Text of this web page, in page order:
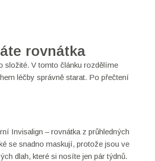
rovnátka
složité. V tomto článku rozdělíme
léčby správně starat. Po přečtení
Invisalign – rovnátka z průhledných
se snadno maskují, protože jsou ve
dlah, které si nosíte jen pár týdnů.